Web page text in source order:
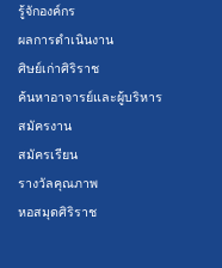
รู้จักองค์กร
ผลการดำเนินงาน
ศิษย์เก่าศิริราช
ค้นหาอาจารย์และผู้บริหาร
สมัครงาน
สมัครเรียน
รางวัลคุณภาพ
หอสมุดศิริราช